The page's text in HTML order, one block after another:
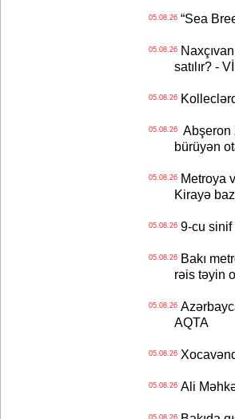
05.08.26“Sea
05.08.26Naxçıvan
satılır? -
05.08.26
05.08.26Abşeron
bürüyən
05.08.26Metroya
Kirayə
05.08.269-cu sinif
05.08.26Bakı
rəis təyin
05.08.26
AQTA
05.08.26
05.08.26Ali
05.08.26